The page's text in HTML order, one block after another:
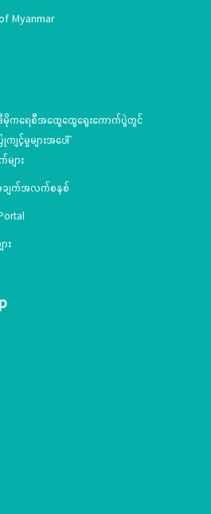
Myanmar
ဒီမိုကရေစီအထွေထွေရွေးကောက်ပွဲတွင်
ျင့်မှုများအပေါ်
ျား
ချက်အလက်စနစ်
း